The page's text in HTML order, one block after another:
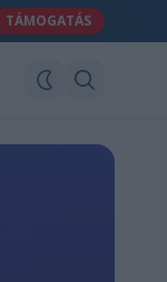
TÁMOGATÁS